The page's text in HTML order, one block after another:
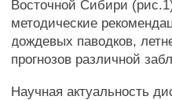
Восточной Сибири
методические
дождевых паводков,
прогнозов различной
Научная актуальность